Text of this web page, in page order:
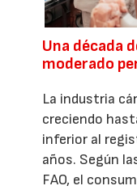
Una década
moderado
La industria
creciendo
inferior al
años. Según
FAO, el